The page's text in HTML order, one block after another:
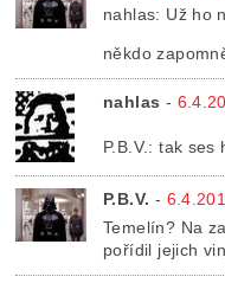
nahlas: Už ho
někdo
nahlas -
P.B.V.: tak ses
P.B.V. -
Temelín? Na
pořídil jejich